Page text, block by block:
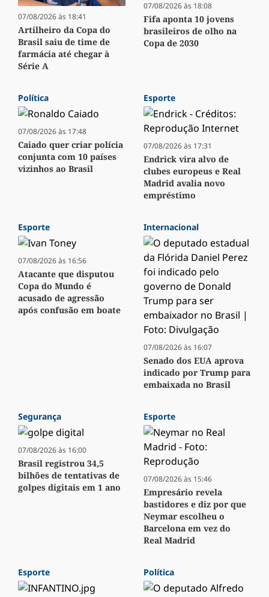
07/08/2026 às 18:41
Artilheiro da Copa do
Brasil saiu de time de
farmácia até chegar à
Série A
07/08/2026 às 18:08
Fifa aponta 10 jovens
brasileiros de olho na
Copa de 2030
Política
07/08/2026 às 17:48
Caiado quer criar polícia
conjunta com 10 países
vizinhos ao Brasil
Esporte
07/08/2026 às 17:31
Endrick vira alvo de
clubes europeus e Real
Madrid avalia novo
empréstimo
Esporte
07/08/2026 às 16:56
Atacante que disputou
Copa do Mundo é
acusado de agressão
após confusão em boate
Internacional
07/08/2026 às 16:07
Senado dos EUA aprova
indicado por Trump para
embaixada no Brasil
Segurança
07/08/2026 às 16:00
Brasil registrou 34,5
bilhões de tentativas de
golpes digitais em 1 ano
Esporte
07/08/2026 às 15:46
Empresário revela
bastidores e diz por que
Neymar escolheu o
Barcelona em vez do
Real Madrid
Esporte Política